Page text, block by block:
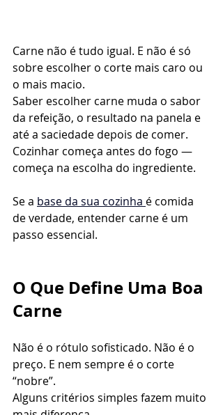
Carne não é tudo igual. E não é só
sobre escolher o corte mais caro ou
o mais macio.
Saber escolher carne muda o sabor
da refeição, o resultado na panela e
até a saciedade depois de comer.
Cozinhar começa antes do fogo —
começa na escolha do ingrediente.
Se a base da sua cozinha é comida
de verdade, entender carne é um
passo essencial.
O Que Define Uma Boa
Carne
Não é o rótulo sofisticado. Não é o
preço. E nem sempre é o corte
“nobre”.
Alguns critérios simples fazem muito